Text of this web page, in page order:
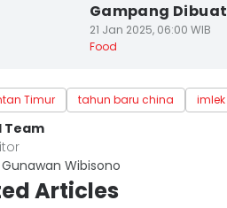
Gampang
21 Jan 2025, 06:00 WIB
Food
Timur tahun baru china imlek
Team
Gunawan Wibisono
Articles